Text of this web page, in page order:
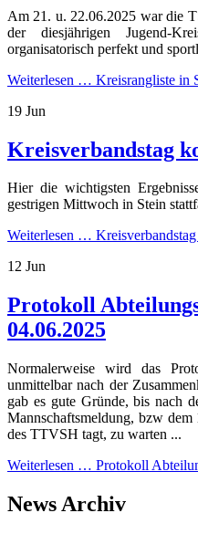
Am 21. u. 22.06.2025 war die
der diesjährigen Jugend-
organisatorisch perfekt und
Weiterlesen … Kreisrangliste in
19 Jun
Kreisverbandstag
Hier die wichtigsten
gestrigen Mittwoch in Stein
Weiterlesen …
12 Jun
Protokoll
04.06.2025
Normalerweise wird das
unmittelbar nach der
gab es gute Gründe, bis nach
Mannschaftsmeldung, bzw dem
des TTVSH tagt, zu warten ...
Weiterlesen … Protokoll
News Archiv